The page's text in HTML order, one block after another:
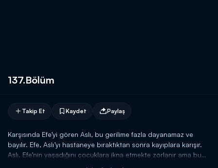
137.Bölüm
Takip Et Kaydet Paylaş
Karşısında Efe’yi gören Aslı, bu gerilime fazla dayanamaz ve
bayılır. Efe, Aslı’yı hastaneye bıraktıktan sonra kayıplara karışır.
Aslı, Efe’nin yaşadığını çocuklara ikna etmekte zorlanır ama bu